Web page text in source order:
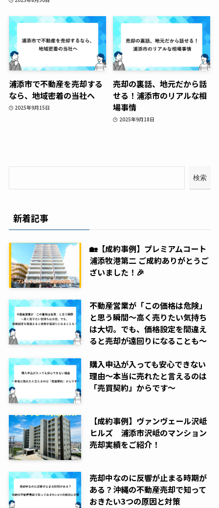
浦添市で不動産を売却する
なら、地域密着の当社へ
2025年9月15日
売却の裏話、地元だから話
せる！浦添市のリアルな相
場事情
2025年9月18日
検索
新着記事
🏡【成約事例】プレミアムコート
浦添牧港第二 ご成約ありがとうご
ざいました！🎉
不動産営業が「この価格は危険」
と思う瞬間～高く売りたい気持ち
は大切。でも、価格設定を間違え
ると売却が遠回りになることも～
購入申込が入っても安心できない
理由～本当に売れたと言えるのは
「売買契約」からです～
【成約事例】ヴァンヴェール沢岻
ヒルズ 浦添市沢岻のマンション
売却実績をご紹介！
売却中なのに反響が止まる時期が
ある？沖縄の不動産売却で知って
おきたい3つの原因と対策